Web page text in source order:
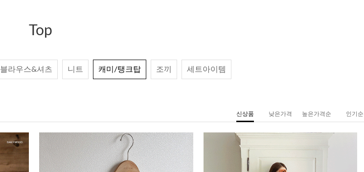
Top
블라우스&셔츠 니트 캐미/탱크탑 조끼 세트아이템
신상품 낮은가격 높은가격순 인기순